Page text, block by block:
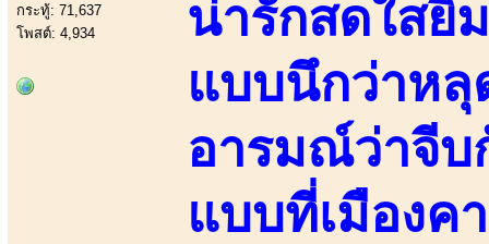
กระทู้: 71,637
โพสต์: 4,934
น่ารักสดใสยิ้
แบบนึกว่าหลุ
อารมณ์ว่าจีบ
แบบที่เมืองค